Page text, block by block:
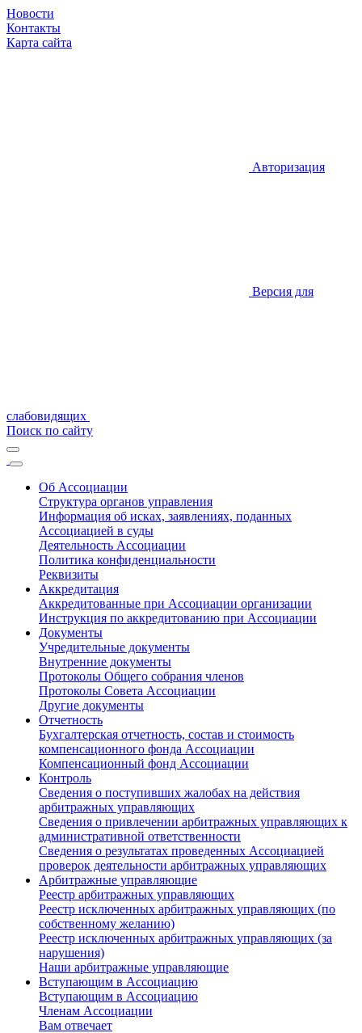
Новости
Контакты
Карта сайта
Авторизация
Версия для
слабовидящих
Поиск по сайту
Об Ассоциации
Структура органов управления
Информация об исках, заявлениях, поданных
Ассоциацией в суды
Деятельность Ассоциации
Политика конфиденциальности
Реквизиты
Аккредитация
Аккредитованные при Ассоциации организации
Инструкция по аккредитованию при Ассоциации
Документы
Учредительные документы
Внутренние документы
Протоколы Общего собрания членов
Протоколы Совета Ассоциации
Другие документы
Отчетность
Бухгалтерская отчетность, состав и стоимость
компенсационного фонда Ассоциации
Компенсационный фонд Ассоциации
Контроль
Сведения о поступивших жалобах на действия
арбитражных управляющих
Сведения о привлечении арбитражных управляющих к
административной ответственности
Сведения о результатах проведенных Ассоциацией
проверок деятельности арбитражных управляющих
Арбитражные управляющие
Реестр арбитражных управляющих
Реестр исключенных арбитражных управляющих (по
собственному желанию)
Реестр исключенных арбитражных управляющих (за
нарушения)
Наши арбитражные управляющие
Вступающим в Ассоциацию
Вступающим в Ассоциацию
Членам Ассоциации
Вам отвечает